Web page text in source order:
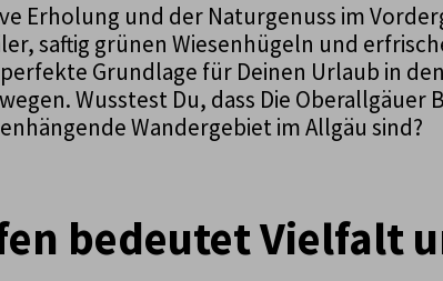
Erholung und der Naturgenuss im
saftig grünen Wiesenhügeln und
Grundlage für Deinen Urlaub in
Wusstest Du, dass Die Oberallgäuer
Wandergebiet im Allgäu sind?
bedeutet Vielfalt